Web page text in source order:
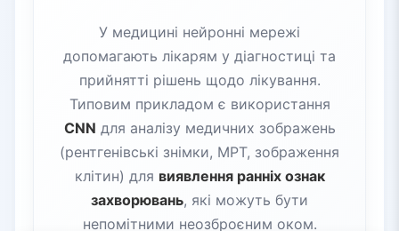
У медицині нейронні мережі
допомагають лікарям у діагностиці та
прийнятті рішень щодо лікування.
Типовим прикладом є використання
CNN для аналізу медичних зображень
(рентгенівські знімки, МРТ, зображення
клітин) для виявлення ранніх ознак
захворювань, які можуть бути
непомітними неозброєним оком.